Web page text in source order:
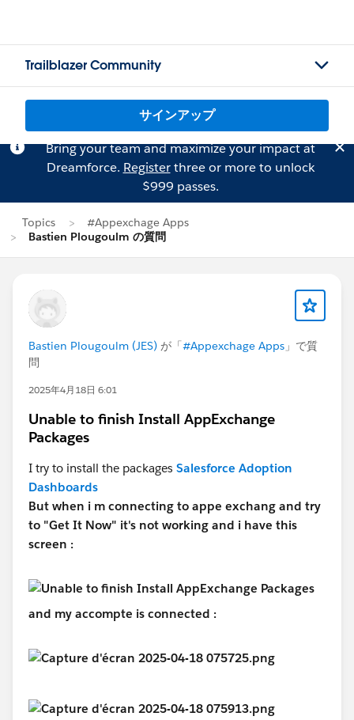
Trailblazer Community
サインアップ
Bring your team and maximize your impact at
Dreamforce. Registerthree or more to unlock
$999 passes.
Topics
#Appexchage Apps
Bastien Plougoulm の質問
Bastien Plougoulm (JES) が「#Appexchage Apps 」で質
問
2025年4月18日 6:01
Unable to finish Install AppExchange
Packages
I try to install the packages Salesforce Adoption
Dashboards
But when i m connecting to appe exchang and try
to "Get It Now" it's not working and i have this
screen :
and my accompte is connected :